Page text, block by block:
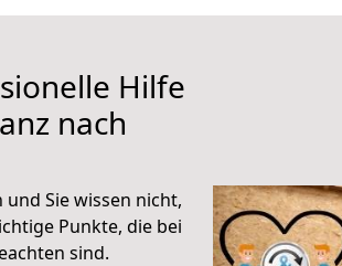
Hilfe
nach
Sie wissen nicht,
Punkte, die bei
sind.